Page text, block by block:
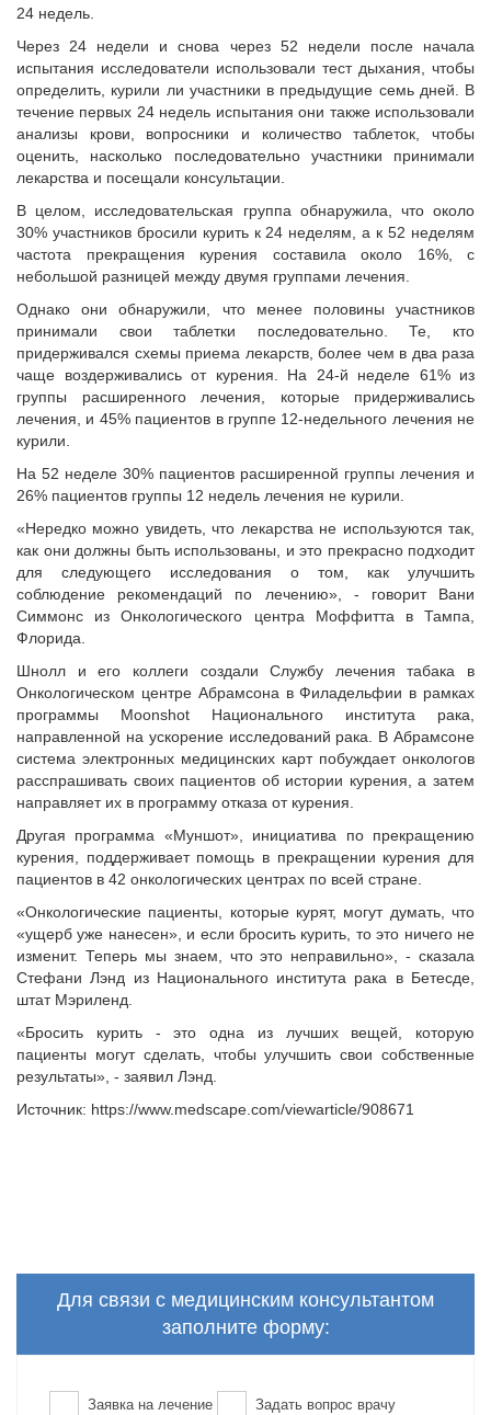
24 недель.
Через 24 недели и снова через 52 недели после начала
испытания исследователи использовали тест дыхания, чтобы
определить, курили ли участники в предыдущие семь дней. В
течение первых 24 недель испытания они также использовали
анализы крови, вопросники и количество таблеток, чтобы
оценить, насколько последовательно участники принимали
лекарства и посещали консультации.
В целом, исследовательская группа обнаружила, что около
30% участников бросили курить к 24 неделям, а к 52 неделям
частота прекращения курения составила около 16%, с
небольшой разницей между двумя группами лечения.
Однако они обнаружили, что менее половины участников
принимали свои таблетки последовательно. Те, кто
придерживался схемы приема лекарств, более чем в два раза
чаще воздерживались от курения. На 24-й неделе 61% из
группы расширенного лечения, которые придерживались
лечения, и 45% пациентов в группе 12-недельного лечения не
курили.
На 52 неделе 30% пациентов расширенной группы лечения и
26% пациентов группы 12 недель лечения не курили.
«Нередко можно увидеть, что лекарства не используются так,
как они должны быть использованы, и это прекрасно подходит
для следующего исследования о том, как улучшить
соблюдение рекомендаций по лечению», - говорит Вани
Симмонс из Онкологического центра Моффитта в Тампа,
Флорида.
Шнолл и его коллеги создали Службу лечения табака в
Онкологическом центре Абрамсона в Филадельфии в рамках
программы Moonshot Национального института рака,
направленной на ускорение исследований рака. В Абрамсоне
система электронных медицинских карт побуждает онкологов
расспрашивать своих пациентов об истории курения, а затем
направляет их в программу отказа от курения.
Другая программа «Муншот», инициатива по прекращению
курения, поддерживает помощь в прекращении курения для
пациентов в 42 онкологических центрах по всей стране.
«Онкологические пациенты, которые курят, могут думать, что
«ущерб уже нанесен», и если бросить курить, то это ничего не
изменит. Теперь мы знаем, что это неправильно», - сказала
Стефани Лэнд из Национального института рака в Бетесде,
штат Мэриленд.
«Бросить курить - это одна из лучших вещей, которую
пациенты могут сделать, чтобы улучшить свои собственные
результаты», - заявил Лэнд.
Источник: https://www.medscape.com/viewarticle/908671
Для связи с медицинским консультантом
заполните форму:
Заявка на лечение Задать вопрос врачу